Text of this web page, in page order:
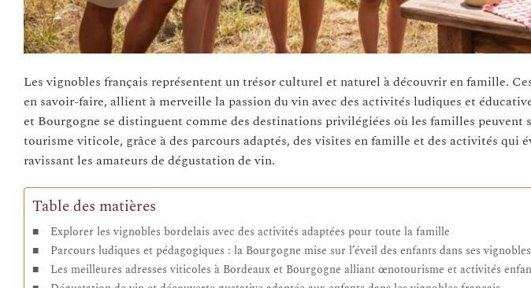
Les vignobles français représentent un trésor culturel et naturel à découvrir en famille.
en savoir-faire, allient à merveille la passion du vin avec des activités ludiques et
et Bourgogne se distinguent comme des destinations privilégiées où les familles peuvent
tourisme viticole, grâce à des parcours adaptés, des visites en famille et des activités qui
ravissant les amateurs de dégustation de vin.
Table des matières
Explorer les vignobles bordelais avec des activités adaptées pour toute la famille
Parcours ludiques et pédagogiques : la Bourgogne mise sur l’éveil des enfants dans ses vignobles
Les meilleures adresses viticoles à Bordeaux et Bourgogne alliant œnotourisme et activités